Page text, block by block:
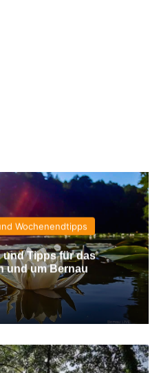
Wochenendtipps
und Tipps für das
und um Bernau